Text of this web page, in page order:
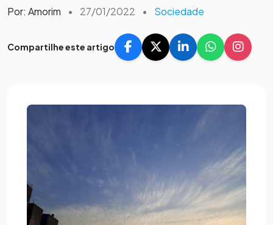
Por: Amorim • 27/01/2022 • Sociedade
Compartilhe este artigo